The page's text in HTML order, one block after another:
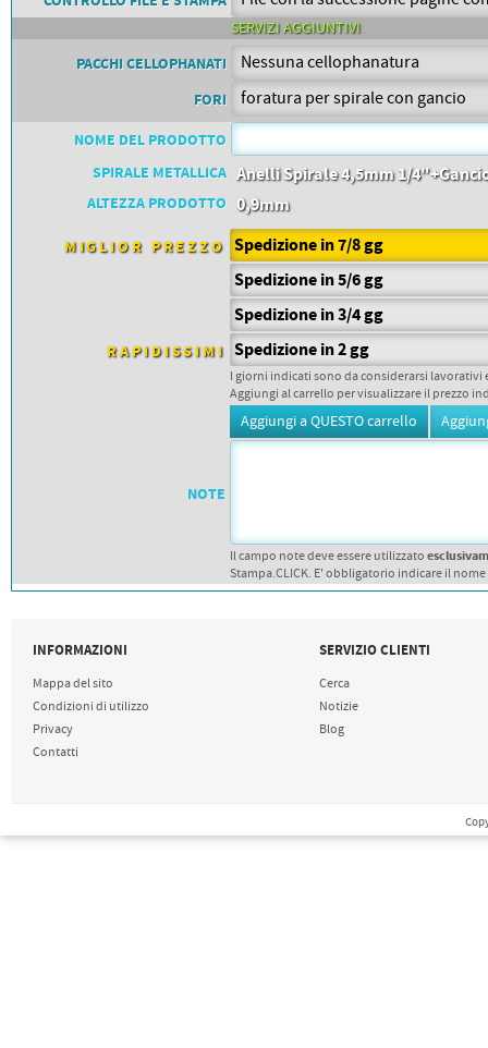
DORSALI TARGHE
PETTORALI NUMERI DA
PETTORALI CON NOME ATLETA
SERVIZI AGGIUNTIVI
PACCHI CELLOPHANATI
FORI
NOME DEL PRODOTTO
SPIRALE METALLICA Anelli Spirale 4,5mm 1/
ALTEZZA PRODOTTO 0,9mm
MIGLIOR PREZZO Spedizione in 7/8 gg
Spedizione in 5/6 gg
Spedizione in 3/4 gg
RAPIDISSIMI Spedizione in 2 gg
I giorni indicati sono da considerarsi
Aggiungi al carrello per visualizzare il prezzo
NOTE
Il campo note deve essere utilizzato
Stampa.CLICK. E' obbligatorio indicare il
INFORMAZIONI
Mappa del sito
Condizioni di utilizzo
Privacy
Contatti
SERVIZIO CLIENTI
Cerca
Notizie
Blog